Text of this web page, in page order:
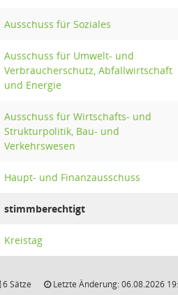
Ausschuss für Soziales
Ausschuss für Umwelt- und
Verbraucherschutz, Abfallwirtschaft
und Energie
Ausschuss für Wirtschafts- und
Strukturpolitik, Bau- und
Verkehrswesen
Haupt- und Finanzausschuss
stimmberechtigt
Kreistag
6 Sätze Letzte Änderung: 06.08.2026